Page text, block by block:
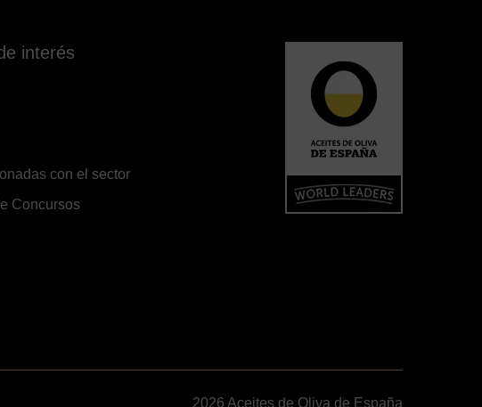
interés
con el sector
Concursos
2026 Aceites de Oliva de España